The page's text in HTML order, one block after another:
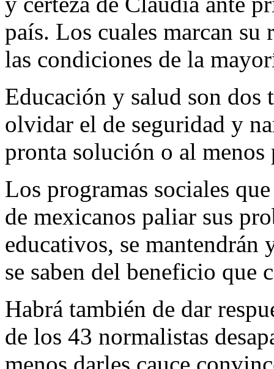
país. Los cuales marcan su
las condiciones de la
Educación y salud son dos
olvidar el de seguridad y
pronta solución o al menos
Los programas sociales
de mexicanos paliar sus
educativos, se mantendrán
se saben del beneficio que
Habrá también de dar
de los 43 normalistas
menos darles cauce